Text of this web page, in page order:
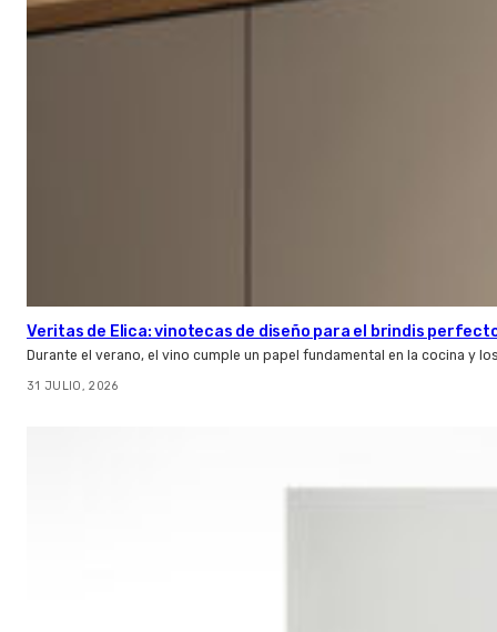
Veritas de Elica: vinotecas de diseño para el brindis
Durante el verano, el vino cumple un papel fundamental en la cocina y
31 JULIO, 2026